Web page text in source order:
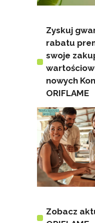
Zyskuj
rabatu
swoje
nowych
ORIFLAME
Zobacz